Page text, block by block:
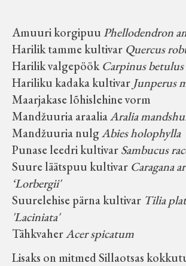
Velise kultuuri ja hariduse
Virtuaalnäitused
Otsi
Tagasiside
Amuuri korgipuuPhellodendron
Harilik tamme kultivar Quercus
Harilik valgepöökCarpinus betulus
Hariliku kadaka kultivar Junperus
Maarjakase lõhislehine vorm
Mandžuuria araaliaAralia
Mandžuuria nulgAbies holophylla
Punase leedri kultivarSambucus
Suure läätspuu kultivar Caragana
‘Lorbergii'
Suurelehise pärna kultivar Tilia
'Laciniata'
TähkvaherAcer spicatum
Lisaks on mitmed Sillaotsas